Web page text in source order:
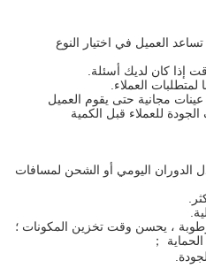
العميل في اختيار النوع
مجانية حتى يقوم العميل
للعملاء قبل الكمية
الدوران اليومي أو الشحن لمسافات